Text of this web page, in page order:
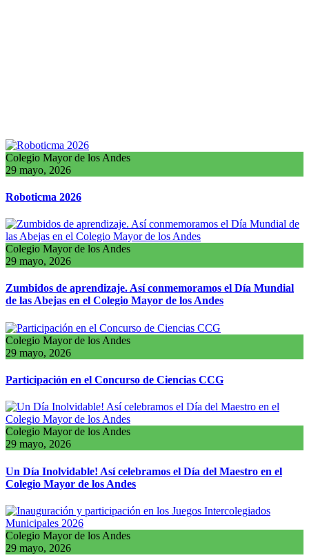
Colegio Mayor de los Andes
29 mayo, 2026
Roboticma 2026
Colegio Mayor de los Andes
29 mayo, 2026
Zumbidos de aprendizaje. Así conmemoramos el Día Mundial
de las Abejas en el Colegio Mayor de los Andes
Colegio Mayor de los Andes
29 mayo, 2026
Participación en el Concurso de Ciencias CCG
Colegio Mayor de los Andes
29 mayo, 2026
Un Día Inolvidable! Así celebramos el Día del Maestro en el
Colegio Mayor de los Andes
Colegio Mayor de los Andes
29 mayo, 2026